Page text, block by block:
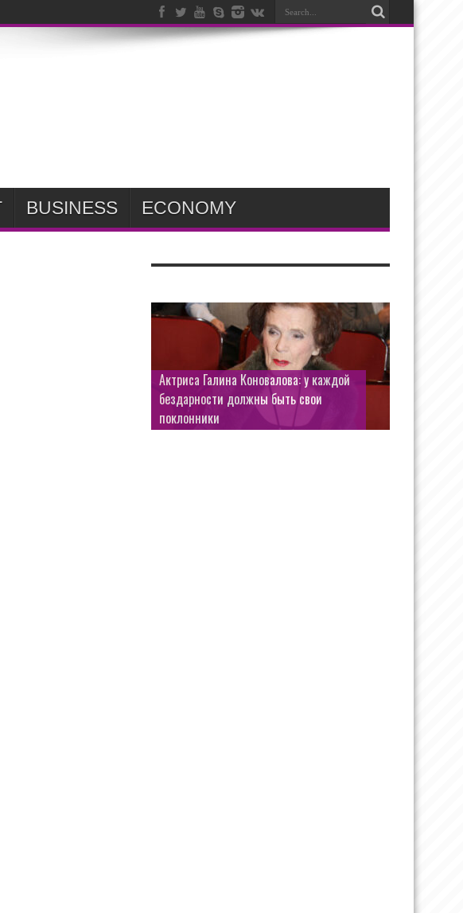
BUSINESS ECONOMY
Актриса Галина Коновалова: у каждой
бездарности должны быть свои
поклонники